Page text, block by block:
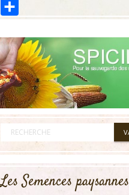
WhatsApp
Les Semences paysannes